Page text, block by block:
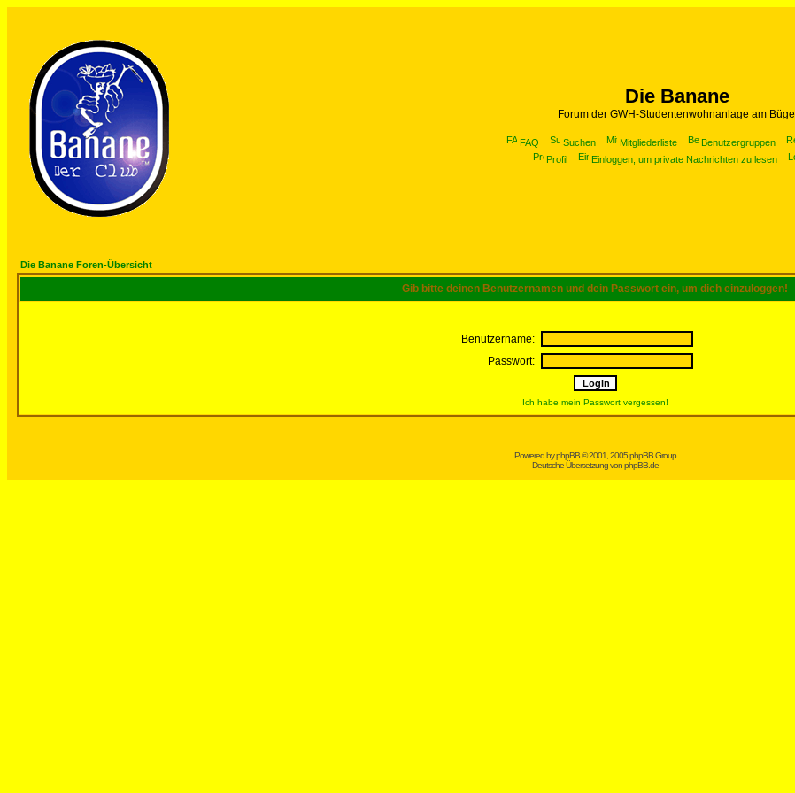
Die Banane
Forum der GWH-Studentenwohnanlage am Bügel
FAQ Suchen Mitgliederliste Benutzergruppen
Profil
Einloggen, um private Nachrichten zu lesen
Die Banane Foren-Übersicht
Gib bitte deinen Benutzernamen und dein Passwort ein, um dich einzuloggen!
Benutzername:
Passwort:
Ich habe mein Passwort vergessen!
Powered byphpBB© 2001, 2005 phpBB Group
Deutsche Übersetzung vonphpBB.de